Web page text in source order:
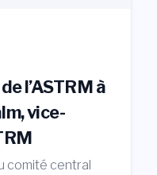
l’ASTRM à
vice-
comité central